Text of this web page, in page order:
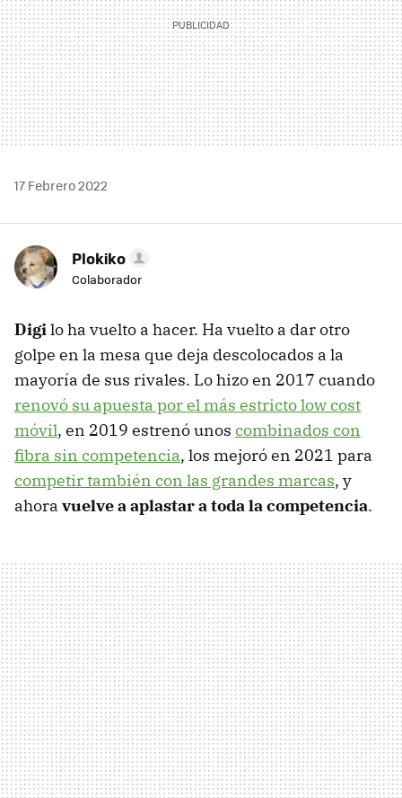
17 Febrero 2022
Plokiko
Colaborador
Digilo ha vuelto a hacer. Ha vuelto a dar otro
golpe en la mesa que deja descolocados a la
mayoría de sus rivales. Lo hizo en 2017 cuando
renovó su apuesta por el más estricto low cost
móvil, en 2019 estrenó unos combinados con
fibra sin competencia, los mejoró en 2021 para
competir también con las grandes marcas, y
ahora vuelve a aplastar a toda la competencia.